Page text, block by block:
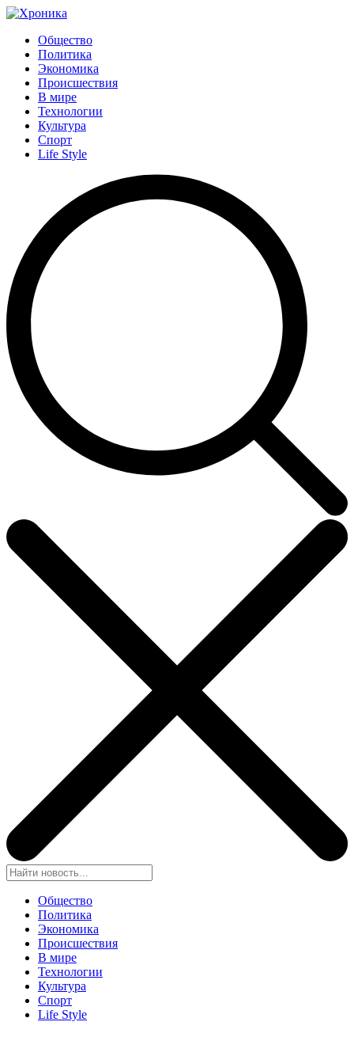
Общество
Политика
Экономика
Происшествия
В мире
Технологии
Культура
Спорт
Life Style
Общество
Политика
Экономика
Происшествия
В мире
Технологии
Культура
Спорт
Life Style